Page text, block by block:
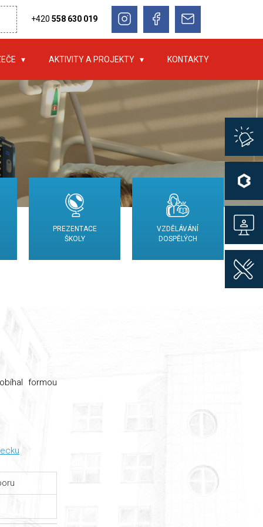
+420 558 630 019
AKTIVITY A PROJEKTY KONTAKTY
PREZENTACE
ŠKOLY
VZDĚLÁVÁNÍ
DOSPĚLÝCH
formou